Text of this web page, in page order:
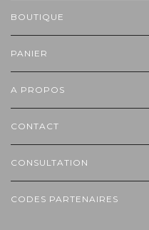
BOUTIQUE
PANIER
A PROPOS
CONTACT
CONSULTATION
CODES PARTENAIRES